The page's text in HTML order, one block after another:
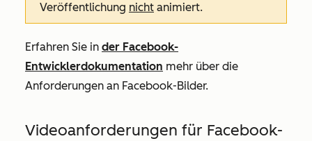
Veröffentlichung nicht animiert.
Erfahren Sie in der Facebook-
Entwicklerdokumentation mehr über die
Anforderungen an Facebook-Bilder.
Videoanforderungen für Facebook-